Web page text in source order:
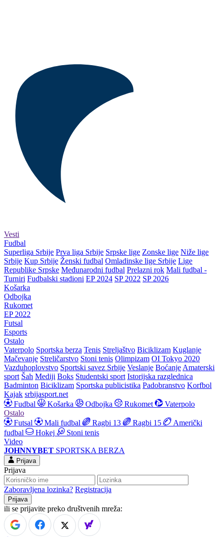
Vesti
Fudbal
Superliga Srbije Prva liga Srbije Srpske lige Zonske lige Niže lige
Srbije Kup Srbije Ženski fudbal Omladinske lige Srbije Lige
Republike Srpske Međunarodni fudbal Prelazni rok Mali fudbal -
Turniri Fudbalski stadioni EP 2024 SP 2022 SP 2026
Košarka
Odbojka
Rukomet
EP 2022
Futsal
Esports
Ostalo
Vaterpolo Sportska berza Tenis Streljaštvo Biciklizam Kuglanje
Mačevanje Streličarstvo Stoni tenis Olimpizam OI Tokyo 2020
Vazduhoplovstvo Sportski savez Srbije Veslanje Boćanje Amaterski
sport Šah Mediji Boks Studentski sport Istorijska razglednica
Badminton Biciklizam Sportska publicistika Padobranstvo Korfbol
Kajak srbijasport.net
Fudbal
Košarka Odbojka Rukomet
Vaterpolo
Ostalo
Futsal
Mali fudbal Ragbi 13 Ragbi 15
Američki
fudbal
Hokej
Stoni tenis
Video
JOHNNYBET SPORTSKA BERZA
Prijava
Prijava
Zaboravljena lozinka? Registracija
ili se prijavite preko društvenih mreža: